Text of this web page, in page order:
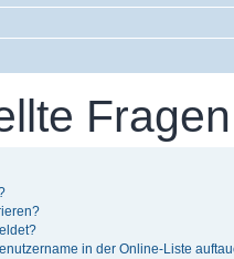
Fragen
in der Online-Liste